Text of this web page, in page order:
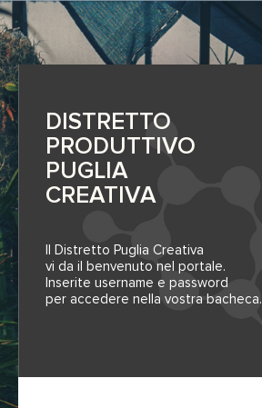
DISTRETTO
PRODUTTIVO
PUGLIA
CREATIVA
Il Distretto Puglia Creativa
vi da il benvenuto nel portale.
Inserite username e password
per accedere nella vostra bacheca.